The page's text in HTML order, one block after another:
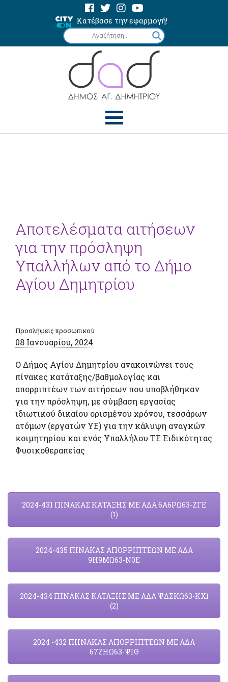
Κατέβασε την εφαρμογή!
Αποτελέσματα αιτήσεων
για την πρόσληψη
Υπαλλήλων από το Δήμο
Αγίου Δημητρίου
Προσλήψεις προσωπικού
08 Ιανουαρίου, 2024
Ο Δήμος Αγίου Δημητρίου ανακοινώνει τους
πίνακες κατάταξης/βαθμολογίας και
απορριπτέων των αιτήσεων που υποβλήθηκαν
για την πρόσληψη, με σύμβαση εργασίας
ιδιωτικού δικαίου ορισμένου χρόνου, τεσσάρων
ατόμων (εργατών ΥΕ) για την κάλυψη αναγκών
κοιμητηρίου και ενός Υπαλλήλου ΤΕ Ειδικότητας
Φυσικοθεραπείας
2024-431 ΠΙΝΑΚΑΣ ΚΑΤΑΞΗΣ ΜΕ ΑΔΑ 6Α6ΡΩ63-ΖΓΕ
(1)
2024-435 ΠΙΝΑΚΑΣ ΑΠΟΡΡΙΠΤΕΩΝ ΜΕ ΑΔΑ
9Η9ΜΩ63-Ν0Ε
2024-434 ΠΙΝΑΚΑΣ ΚΑΤΑΞΗΣ ΜΕ ΑΔΑ ΨΔΣΚΩ63-ΚΧ1
(2)
2024 -432 ΠΙΙΝΑΚΑΣ ΑΠΟΡΡΙΠΤΕΩΝ ΜΕ ΑΔΑ
67ΖΗΩ63-ΨΙΘ